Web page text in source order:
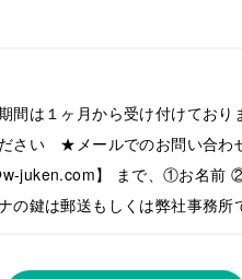
は１ヶ月から受け付けており
さい ★メールでのお問い合わ
juken.com】 まで、①お名前
鍵は郵送もしくは弊社事務所